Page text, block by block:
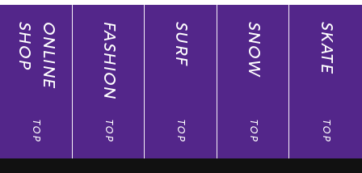
ONLINE
SHOP
TOP
FASHION
TOP
SURF
TOP
SNOW
TOP
SKATE
TOP